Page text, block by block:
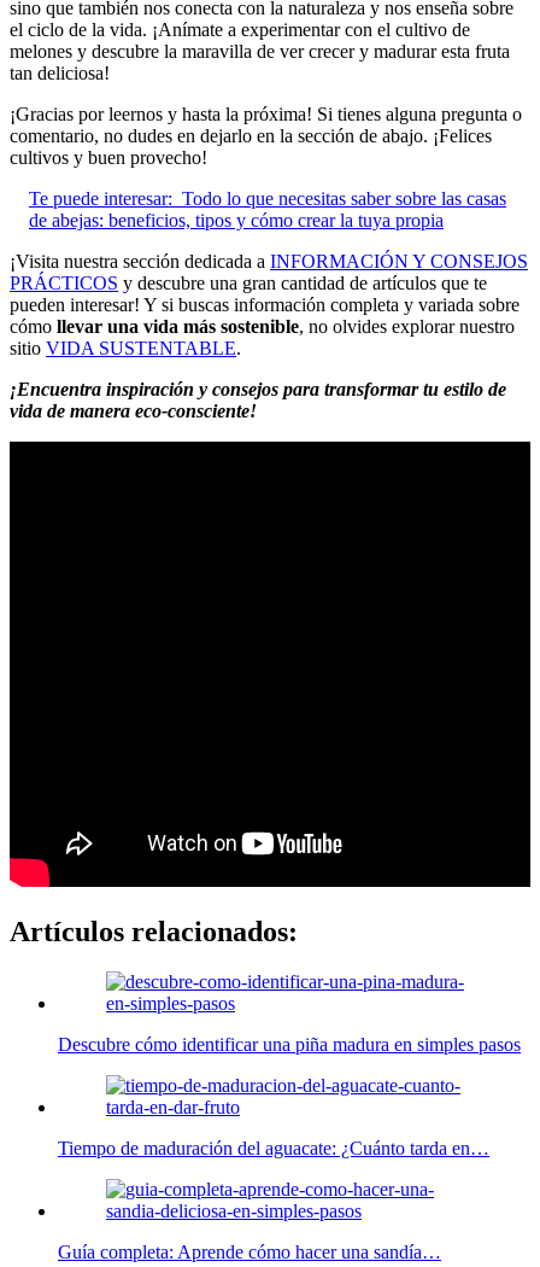
sino que también nos conecta con la naturaleza y nos enseña sobre
el ciclo de la vida. ¡Anímate a experimentar con el cultivo de
melones y descubre la maravilla de ver crecer y madurar esta fruta
tan deliciosa!
¡Gracias por leernos y hasta la próxima! Si tienes alguna pregunta o
comentario, no dudes en dejarlo en la sección de abajo. ¡Felices
cultivos y buen provecho!
Te puede interesar: Todo lo que necesitas saber sobre las casas
de abejas: beneficios, tipos y cómo crear la tuya propia
¡Visita nuestra sección dedicada a INFORMACIÓN Y CONSEJOS
PRÁCTICOS y descubre una gran cantidad de artículos que te
pueden interesar! Y si buscas información completa y variada sobre
cómo llevar una vida más sostenible, no olvides explorar nuestro
sitio VIDA SUSTENTABLE.
¡Encuentra inspiración y consejos para transformar tu estilo de
vida de manera eco-consciente!
Artículos relacionados:
Descubre cómo identificar una piña madura en simples pasos
Tiempo de maduración del aguacate: ¿Cuánto tarda en…
Guía completa: Aprende cómo hacer una sandía…